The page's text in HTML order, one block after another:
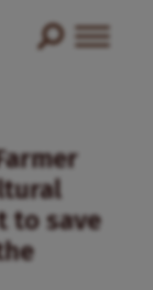
to save